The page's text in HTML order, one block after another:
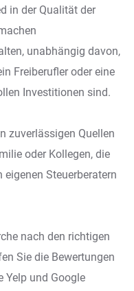
in der Qualität der
unabhängig davon,
Freiberufler oder eine
Investitionen sind.
zuverlässigen Quellen
oder Kollegen, die
Steuerberatern
nach den richtigen
Sie die Bewertungen
Yelp und Google